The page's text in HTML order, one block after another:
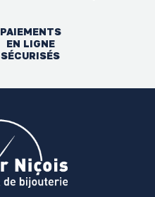
PAIEMENTS
EN LIGNE
SÉCURISÉS